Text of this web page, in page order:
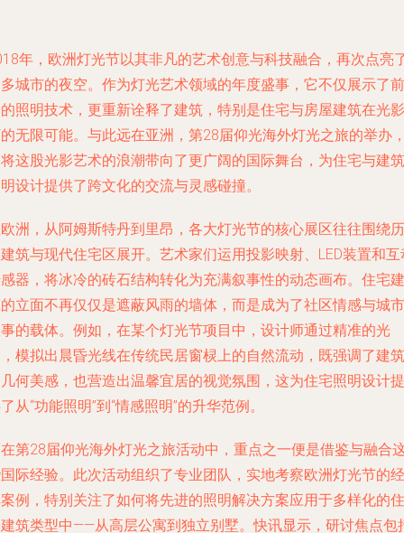
年，欧洲灯光节以其非凡的艺术创意与科技融合，再次点亮
城市的夜空。作为灯光艺术领域的年度盛事，它不仅展示了前
照明技术，更重新诠释了建筑，特别是住宅与房屋建筑在光影
无限可能。与此远在亚洲，第28届仰光海外灯光之旅的举办
这股光影艺术的浪潮带向了更广阔的国际舞台，为住宅与建筑
设计提供了跨文化的交流与灵感碰撞。
洲，从阿姆斯特丹到里昂，各大灯光节的核心展区往往围绕历
筑与现代住宅区展开。艺术家们运用投影映射、LED装置和互
器，将冰冷的砖石结构转化为充满叙事性的动态画布。住宅建
立面不再仅仅是遮蔽风雨的墙体，而是成为了社区情感与城市
的载体。例如，在某个灯光节项目中，设计师通过精准的光
模拟出晨昏光线在传统民居窗棂上的自然流动，既强调了建筑
何美感，也营造出温馨宜居的视觉氛围，这为住宅照明设计提
从“功能照明”到“情感照明”的升华范例。
第28届仰光海外灯光之旅活动中，重点之一便是借鉴与融合
际经验。此次活动组织了专业团队，实地考察欧洲灯光节的经
例，特别关注了如何将先进的照明解决方案应用于多样化的住
筑类型中——从高层公寓到独立别墅。快讯显示，研讨焦点包